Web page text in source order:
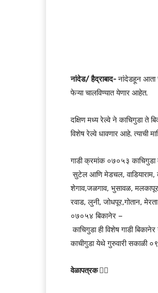
नांदेड/ हैद्राबाद-नांदेडहून आता
फेऱ्या चालविण्यात येणार आहेत.
दक्षिण मध्य रेल्वे ने काचिगुडा ते
विशेष रेल्वे धावणार आहे. त्याची
गाडी क्रमांक ०७०५३ काचिगुडा
सुटेल आणि मेडचल, वाडियाराम,
शेगाव,जळगाव, भुसावळ,
रवाड, लुनी, जोधपूर,गोतान,
०७०५४ बिकानेर –
काचिगुडा ही विशेष गाडी
काचीगुडा येथे गुरुवारी सकाळी
वेळापत्रक 👇🏻